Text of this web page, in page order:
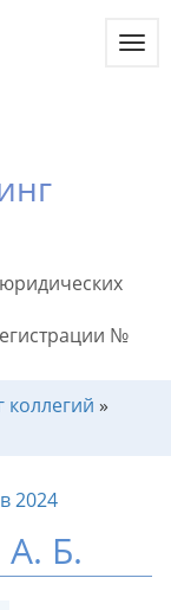
№
коллегий »
Б.